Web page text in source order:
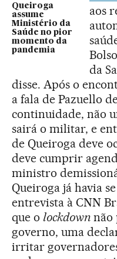
Queiroga
assume
Ministério da
Saúde no pior
momento da
pandemia
aos
da
disse. Após o
a fala de Pazuello
continuidade, não
sairá o militar, e
de Queiroga deve
deve cumprir
ministro
Queiroga já havia
entrevista à CNN
que o lockdownnão
governo, uma
irritar